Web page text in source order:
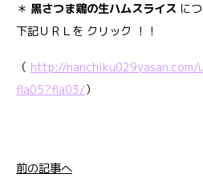
＊ 黒さつま鶏の生ハムスライス に
下記ＵＲＬを クリック ！！
（ http://nanchiku029yasan.com/
fla05?fla03/）
前の記事へ